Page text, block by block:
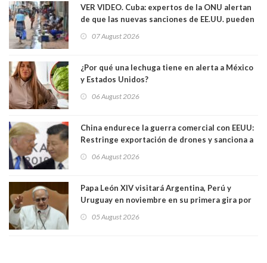
VER VIDEO. Cuba: expertos de la ONU alertan
de que las nuevas sanciones de EE.UU. pueden
07 August 2026
¿Por qué una lechuga tiene en alerta a México
y Estados Unidos?
06 August 2026
China endurece la guerra comercial con EEUU:
Restringe exportación de drones y sanciona a
06 August 2026
Papa León XIV visitará Argentina, Perú y
Uruguay en noviembre en su primera gira por
05 August 2026